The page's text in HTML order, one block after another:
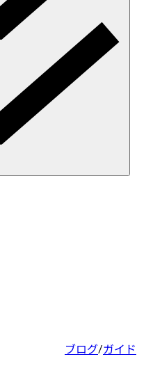
アクセス制御
ング。ジャストインタイム。
ンプライアンス
ー。ポリシー適用。
レーション
イプライン。ID。
ブログ/ガイド